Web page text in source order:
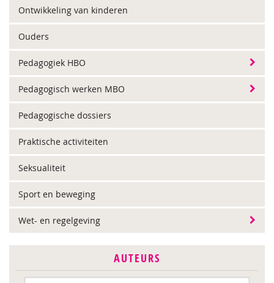
Ontwikkeling van kinderen
Ouders
Pedagogiek HBO
Pedagogisch werken MBO
Pedagogische dossiers
Praktische activiteiten
Seksualiteit
Sport en beweging
Wet- en regelgeving
AUTEURS